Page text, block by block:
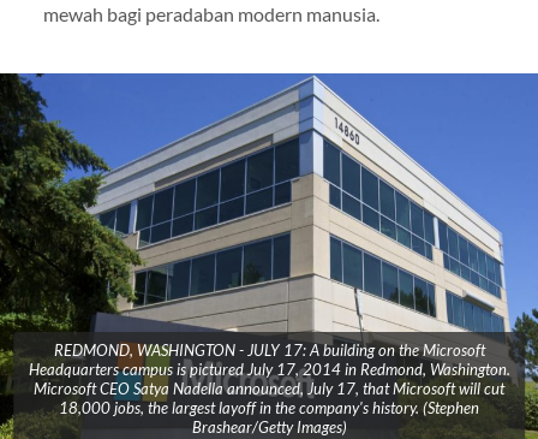
mewah bagi peradaban modern manusia.
REDMOND, WASHINGTON - JULY 17: A building on the Microsoft
Headquarters campus is pictured July 17, 2014 in Redmond, Washington.
Microsoft CEO Satya Nadella announced, July 17, that Microsoft will cut
18,000 jobs, the largest layoff in the company's history. (Stephen
Brashear/Getty Images)